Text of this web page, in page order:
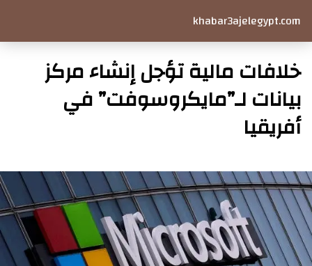
khabar3ajelegypt.com
خلافات مالية تؤجل إنشاء مركز
بيانات لـ”مايكروسوفت” في
أفريقيا